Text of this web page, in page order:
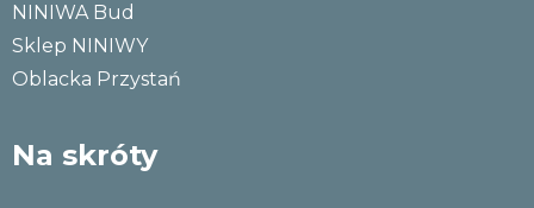
NINIWA Bud
Sklep NINIWY
Oblacka Przystań
Na skróty